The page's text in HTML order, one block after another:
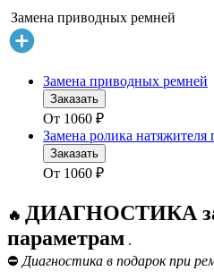
Замена приводных ремней
Замена приводных ремней
Заказать
От 1060 ₽
Замена ролика натяжителя
Заказать
От 1060 ₽
🔥 ДИАГНОСТИКА за
параметрам .
⛔ Диагностика в подарок при